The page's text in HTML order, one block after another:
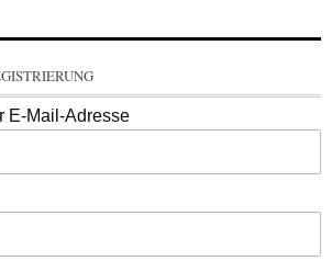
E-Mail-Adresse